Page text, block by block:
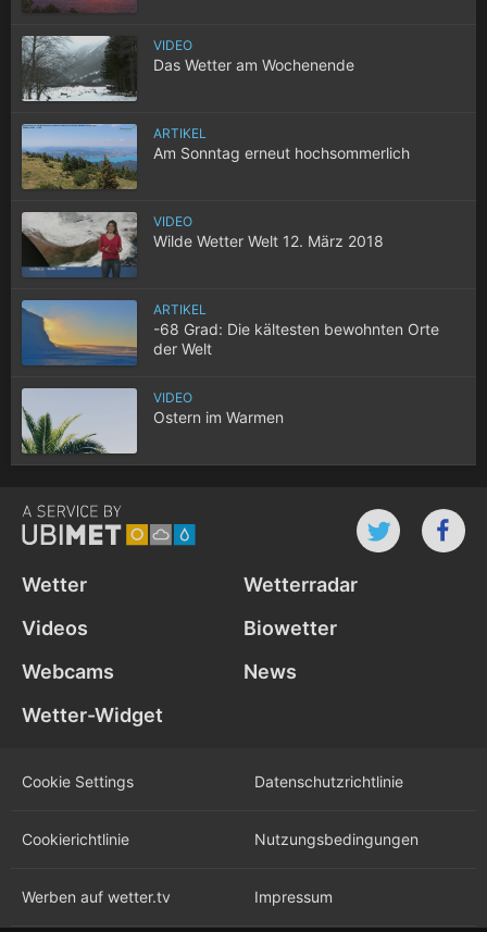
VIDEO
Das Wetter am Wochenende
ARTIKEL
Am Sonntag erneut hochsommerlich
VIDEO
Wilde Wetter Welt 12. März 2018
ARTIKEL
-68 Grad: Die kältesten bewohnten Orte
der Welt
VIDEO
Ostern im Warmen
Wetter
Wetterradar
Videos
Biowetter
Webcams
News
Wetter-Widget
Cookie Settings Datenschutz­richtlinie
Cookie­richtlinie Nutzungs­bedingungen
Werben auf wetter.tv Impressum